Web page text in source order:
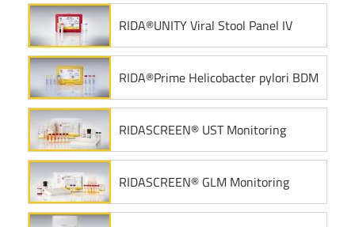
RIDA®UNITY Viral Stool Panel IV
RIDA®Prime Helicobacter pylori BDM
RIDASCREEN® UST Monitoring
RIDASCREEN® GLM Monitoring